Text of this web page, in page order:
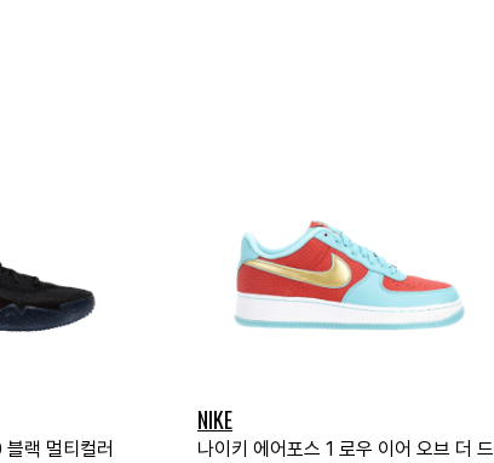
랙 멀티컬러
NIKE
나이키 에어포스 1 로우 이어 오브 더 드